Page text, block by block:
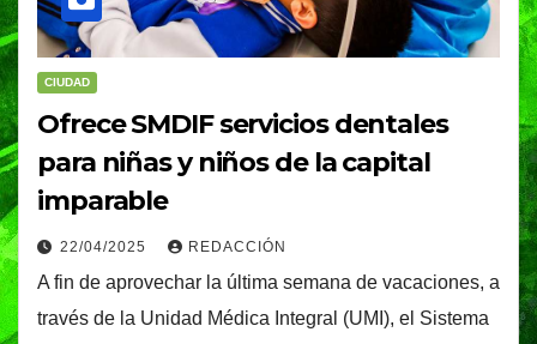
CIUDAD
Ofrece SMDIF servicios dentales
para niñas y niños de la capital
imparable
22/04/2025 REDACCIÓN
A fin de aprovechar la última semana de vacaciones, a
través de la Unidad Médica Integral (UMI), el Sistema